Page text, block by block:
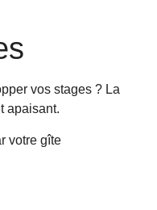
vos stages ? La
apaisant.
votre gîte